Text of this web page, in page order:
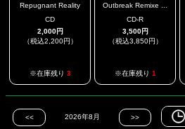
Repugnant Reality
CD
2,000円
（税込2,200円）
※在庫残り 3
Outbreak Remixe ...
CD-R
3,500円
（税込3,850円）
※在庫残り 1